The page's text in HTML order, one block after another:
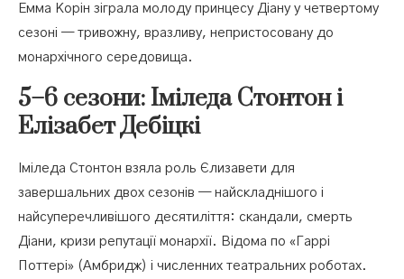
Емма Корін зіграла молоду принцесу Діану у четвертому
сезоні — тривожну, вразливу, непристосовану до
монархічного середовища.
5–6 сезони: Іміледа Стонтон і
Елізабет Дебіцкі
Іміледа Стонтон взяла роль Єлизавети для
завершальних двох сезонів — найскладнішого і
найсуперечливішого десятиліття: скандали, смерть
Діани, кризи репутації монархії. Відома по «Гаррі
Поттері» (Амбридж) і численних театральних роботах.